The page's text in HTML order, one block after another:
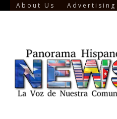
About Us Advertising